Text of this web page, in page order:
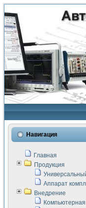
Навигация
Главная
Продукция
Аппарат
Внедрение
Компьютерная